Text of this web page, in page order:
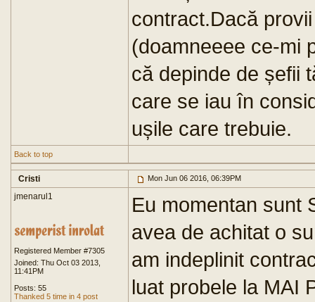
contract.Dacă
(doamneeee ce-mi
că depinde de șefii
care se iau în
ușile care trebuie.
Back to top
Cristi Mon Jun 06 2016, 06:39PM
jmenarul1
Registered Member #7305
Joined: Thu Oct 03 2013,
11:41PM
Posts: 55
Thanked 5 time in 4 post
Eu momentan sunt
avea de achitat o
am indeplinit
luat probele la MAI